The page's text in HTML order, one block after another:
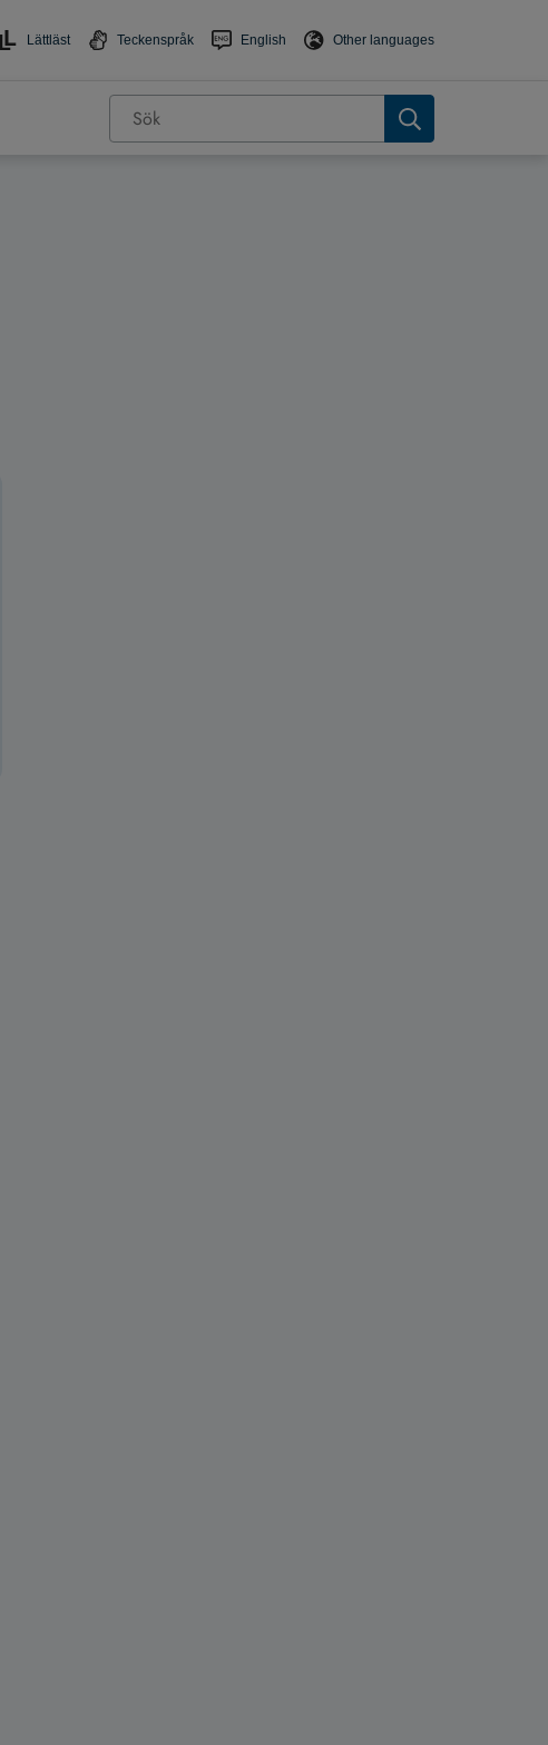
Lättläst Teckenspråk English Other languages